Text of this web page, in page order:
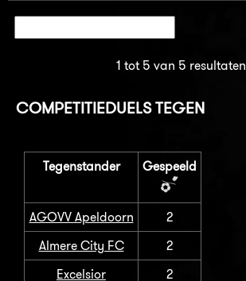
1 tot 5 van 5 resultaten
COMPETITIEDUELS TEGEN
Tegenstander Gespeeld
AGOVV Apeldoorn
2
Almere City FC
2
Excelsior
2